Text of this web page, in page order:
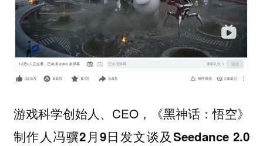
游戏科学创始人、CEO，《黑神话：悟空》
制作人 冯骥2月9日发文谈及Seedance 2.0